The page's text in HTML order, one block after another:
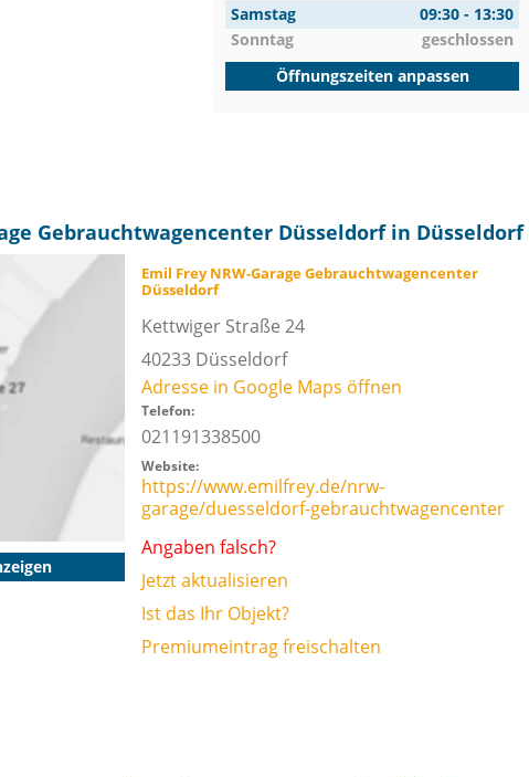
Samstag
09:30 - 13:30
Sonntag
geschlossen
Öffnungszeiten anpassen
Gebrauchtwagencenter Düsseldorf in Düsseldorf
Emil Frey NRW-Garage Gebrauchtwagencenter
Düsseldorf
Kettwiger Straße 24
40233 Düsseldorf
Adresse in Google Maps öffnen
Telefon:
021191338500
Website:
https://www.emilfrey.de/nrw-
garage/duesseldorf-gebrauchtwagencenter
Angaben falsch?
Jetzt aktualisieren
Ist das Ihr Objekt?
Premiumeintrag freischalten